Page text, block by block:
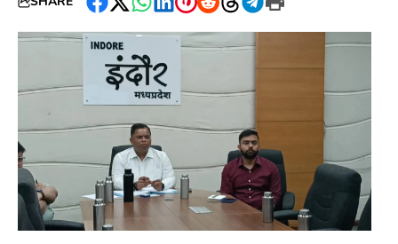
Facebook
Twitter
WhatsApp
LinkedIn
Pinterest
RedditThreads
Telegram
Print